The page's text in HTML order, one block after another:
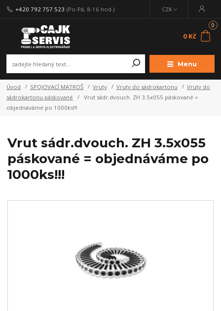
Menu
CZK
+420 792 757 523 (Po-Pá, 8-16 hod.)
0
0 Kč
Úvod SPOJOVACÍ MATROŠ Vruty Vruty do sádrokartonu
Vruty do
sádrokartonu páskované
Vrut sádr.dvouch. ZH 3.5x055 páskované =
objednáváme po 1000ks!!!
Vrut sádr.dvouch. ZH 3.5x055
páskované = objednáváme po
1000ks!!!